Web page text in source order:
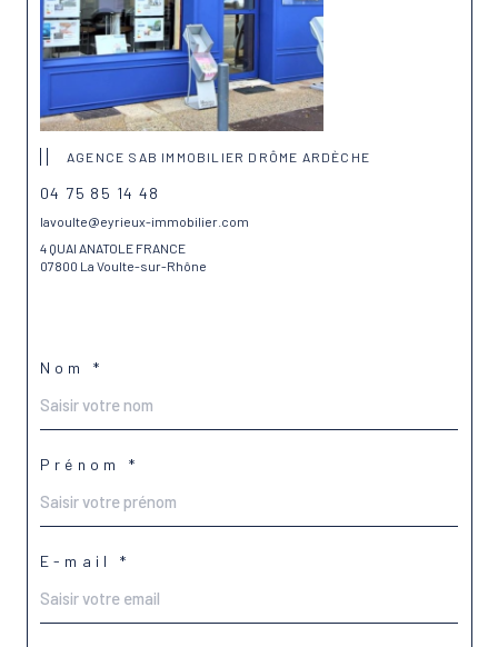
AGENCE SAB IMMOBILIER DRÔME ARDÈCHE
04 75 85 14 48
lavoulte@eyrieux-immobilier.com
4 QUAI ANATOLE FRANCE
07800 La Voulte-sur-Rhône
Nom *
Prénom *
E-mail *